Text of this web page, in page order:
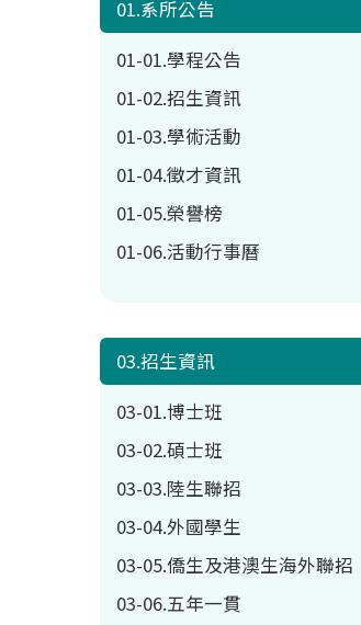
01.系所公告
01-01.學程公告
01-02.招生資訊
01-03.學術活動
01-04.徵才資訊
01-05.榮譽榜
01-06.活動行事曆
03.招生資訊
03-01.博士班
03-02.碩士班
03-03.陸生聯招
03-04.外國學生
03-05.僑生及港澳生海外聯招
03-06.五年一貫